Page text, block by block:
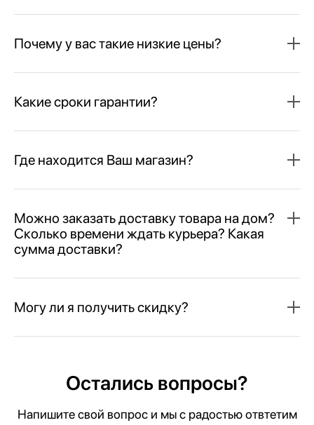
Почему у вас такие низкие цены?
Какие сроки гарантии?
Где находится Ваш магазин?
Можно заказать доставку товара на дом?
Сколько времени ждать курьера? Какая
сумма доставки?
Могу ли я получить скидку?
Остались вопросы?
Напишите свой вопрос и мы с радостью отвтетим